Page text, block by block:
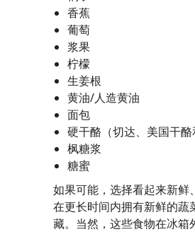
香蕉
葡萄
浆果
柠檬
生姜根
黄油/人造黄油
面包
硬干酪（切达、美国干酪
枫糖浆
糖蜜
如果可能，选择看起来新
在更长时间内拥有新鲜的
藏。当然，这些食物在冰箱